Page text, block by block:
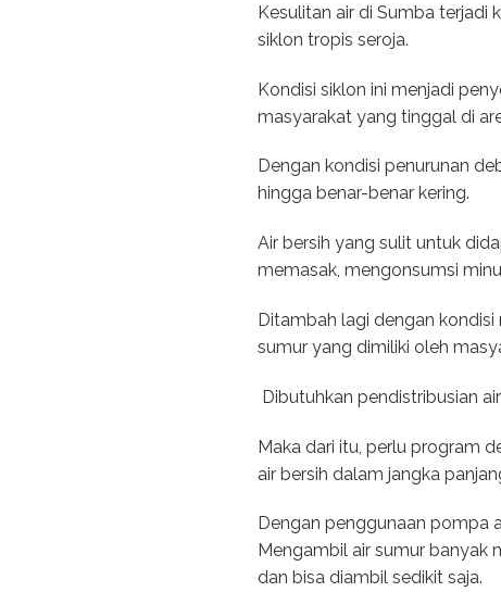
Kesulitan air di Sumba terjadi
siklon tropis seroja.
Kondisi siklon ini menjadi
masyarakat yang tinggal di
Dengan kondisi penurunan
hingga benar-benar kering.
­­Air bersih yang sulit untuk
memasak, mengonsumsi
Ditambah lagi dengan kondisi
sumur yang dimiliki oleh
Dibutuhkan pendistribusian
Maka dari itu, perlu program
air bersih dalam jangka
Dengan penggunaan pompa
Mengambil air sumur banyak
dan bisa diambil sedikit saja.